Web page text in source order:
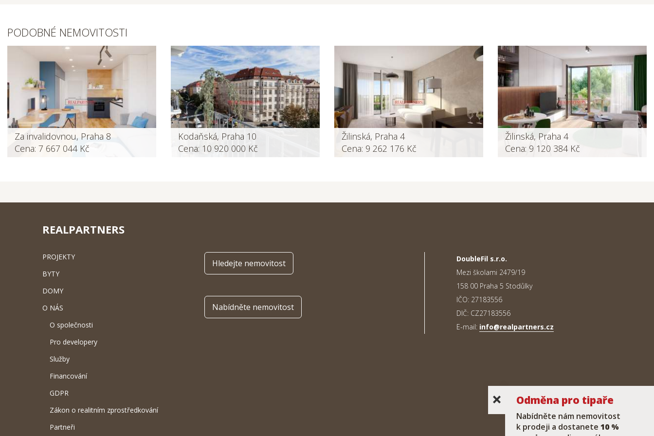
PODOBNÉ NEMOVITOSTI
Za invalidovnou, Praha 8
Cena: 7 667 044 Kč
Kodaňská, Praha 10
Cena: 10 920 000 Kč
Žilinská, Praha 4
Cena: 9 262 176 Kč
Žilinská, Praha 4
Cena: 9 120 384 Kč
REALPARTNERS
PROJEKTY
BYTY
DOMY
O NÁS
O společnosti
Pro developery
Služby
Financování
GDPR
Zákon o realitním zprostředkování
Partneři
Hledejte nemovitost
Nabídněte nemovitost
DoubleFil s.r.o.
Mezi školami 2479/19
158 00 Praha 5 Stodůlky
IČO: 27183556
DIČ: CZ27183556
E-mail: info@realpartners.cz
Odměna pro tipaře
Nabídněte nám nemovitost
k prodeji a dostanete 10 %